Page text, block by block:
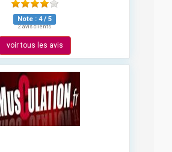
Note : 4/ 5
2 avis clients
voir tous les avis